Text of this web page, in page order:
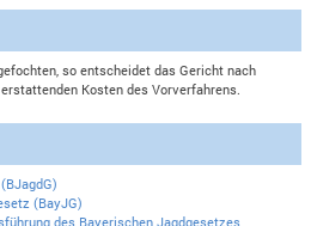
so entscheidet das Gericht nach
Kosten des Vorverfahrens.
(BayJG)
des Bayerischen Jagdgesetzes